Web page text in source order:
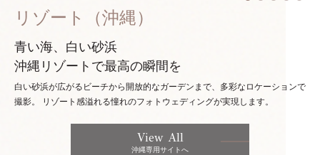
リゾート（沖縄）
青い海、白い砂浜
沖縄リゾートで最高の瞬間を
白い砂浜が広がるビーチから開放的なガーデンまで、多彩なロケーションで
撮影。
リゾート感溢れる憧れのフォトウェディングが実現します。
View All
沖縄専用サイトへ